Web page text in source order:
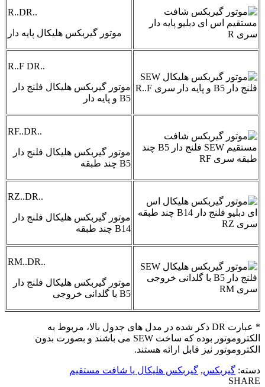
R..DR..
موتور گیربکس هلیکال پایه دار
R..F DR..
موتور گیربکس هلیکال فلنج دار
B5 و پایه دار
RF..DR..
موتور گیربکس هلیکال فلنج دار
B5 چند طبقه
RZ..DR..
موتور گیربکس هلیکال فلنج دار
B14 چند طبقه
RM..DR..
موتور گیربکس هلیکال فلنج دار
B5 با گلدانی خروجی
* عبارت DR ذکر شده در مدل های جدول بالا، مربوط به
الکتروموتور بوده که ساخت SEW می باشند و بصورت بدون
الکتروموتور نیز قابل ارائه هستند.
دسته: گیربکس, گیربکس هلیکال یا شافت مستقیم
SHARE